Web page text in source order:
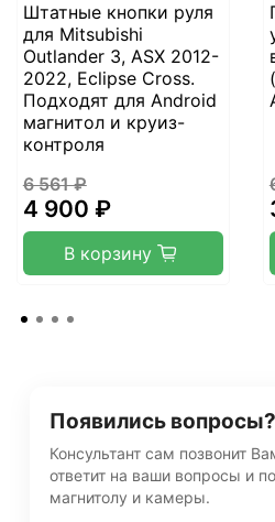
Штатные кнопки руля
для Mitsubishi
Outlander 3, ASX 2012-
2022, Eclipse Cross.
Подходят для Android
магнитол и круиз-
контроля
6 561 ₽
4 900 ₽
В корзину
Появились вопросы?
Консультант сам позвонит
ответит на ваши вопросы и
магнитолу и камеры.